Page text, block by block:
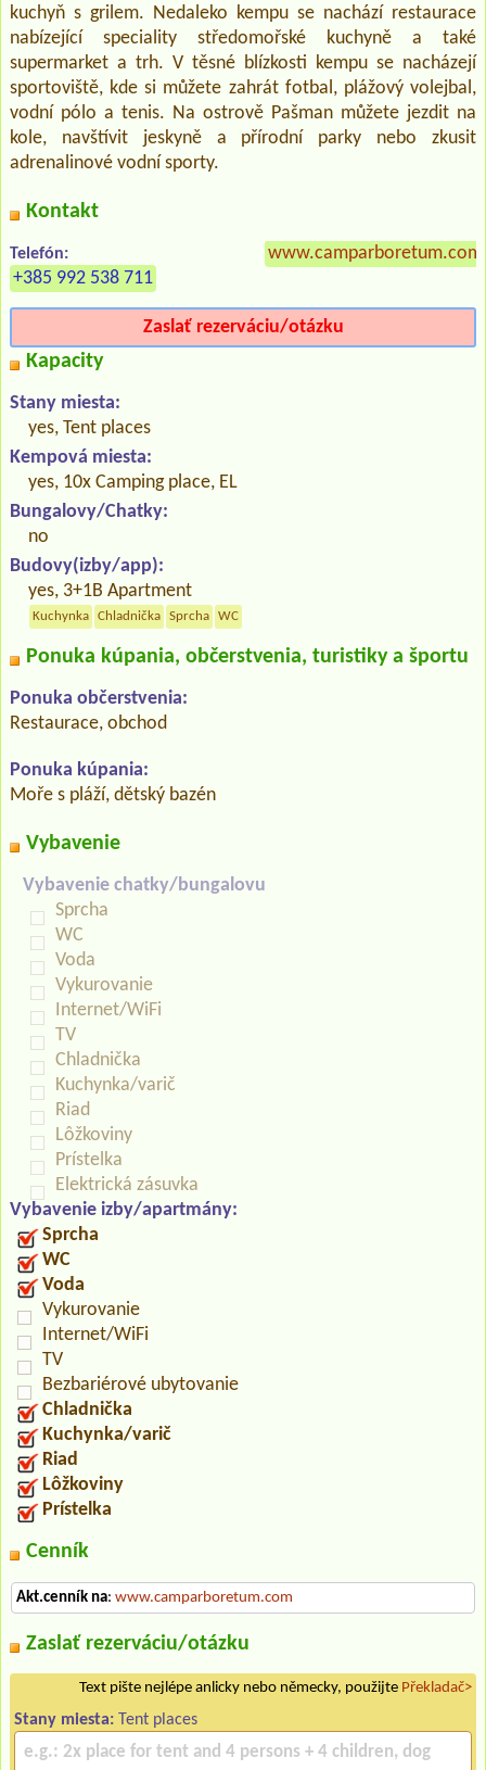
kuchyň s grilem. Nedaleko kempu se nachází restaurace
nabízející speciality středomořské kuchyně a také
supermarket a trh. V těsné blízkosti kempu se nacházejí
sportoviště, kde si můžete zahrát fotbal, plážový volejbal,
vodní pólo a tenis. Na ostrově Pašman můžete jezdit na
kole, navštívit jeskyně a přírodní parky nebo zkusit
adrenalinové vodní sporty.
Kontakt
Telefón:
+385 992 538 711
www.camparboretum.com
Zaslať rezerváciu/otázku
Kapacity
Stany miesta:
yes, Tent places
Kempová miesta:
yes, 10x Camping place, EL
Bungalovy/Chatky:
no
Budovy(izby/app):
yes, 3+1B Apartment
Kuchynka Chladnička Sprcha WC
Ponuka kúpania, občerstvenia, turistiky a športu
Ponuka občerstvenia:
Restaurace, obchod
Ponuka kúpania:
Moře s pláží, dětský bazén
Vybavenie
Vybavenie chatky/bungalovu
Sprcha
WC
Voda
Vykurovanie
Internet/WiFi
TV
Chladnička
Kuchynka/varič
Riad
Lôžkoviny
Prístelka
Elektrická zásuvka
Vybavenie izby/apartmány:
Sprcha
WC
Voda
Vykurovanie
Internet/WiFi
TV
Bezbariérové ubytovanie
Chladnička
Kuchynka/varič
Riad
Lôžkoviny
Prístelka
Cenník
Akt.cenník na: www.camparboretum.com
Zaslať rezerváciu/otázku
Text pište nejlépe anlicky nebo německy, použijte Překladač>
Stany miesta: Tent places